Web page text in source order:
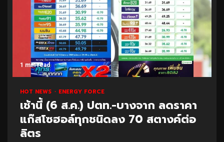
1 min read
HOT NEWS ENERGY FORCE
เช้านี้ (6 ส.ค.) ปตท.-บางจาก ลดราคา
แก๊สโซฮอล์ทุกชนิดลง 70 สตางค์ต่อ
ลิตร